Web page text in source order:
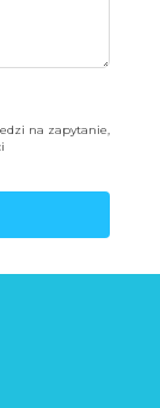
na zapytanie,